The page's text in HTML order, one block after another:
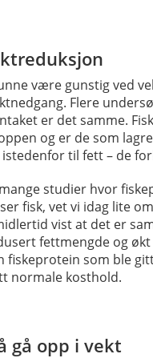
være gunstig ved
Flere
er det samme.
og er de som
til fett – de
studier hvor
fisk, vet vi idag lite
vist at det er
fettmengde og
fiskeprotein som ble
normale kosthold.
gå opp i vekt